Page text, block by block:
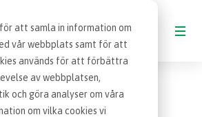
att samla in information om
vår webbplats samt för att
används för att förbättra
av webbplatsen,
och göra analyser om våra
om vilka cookies vi